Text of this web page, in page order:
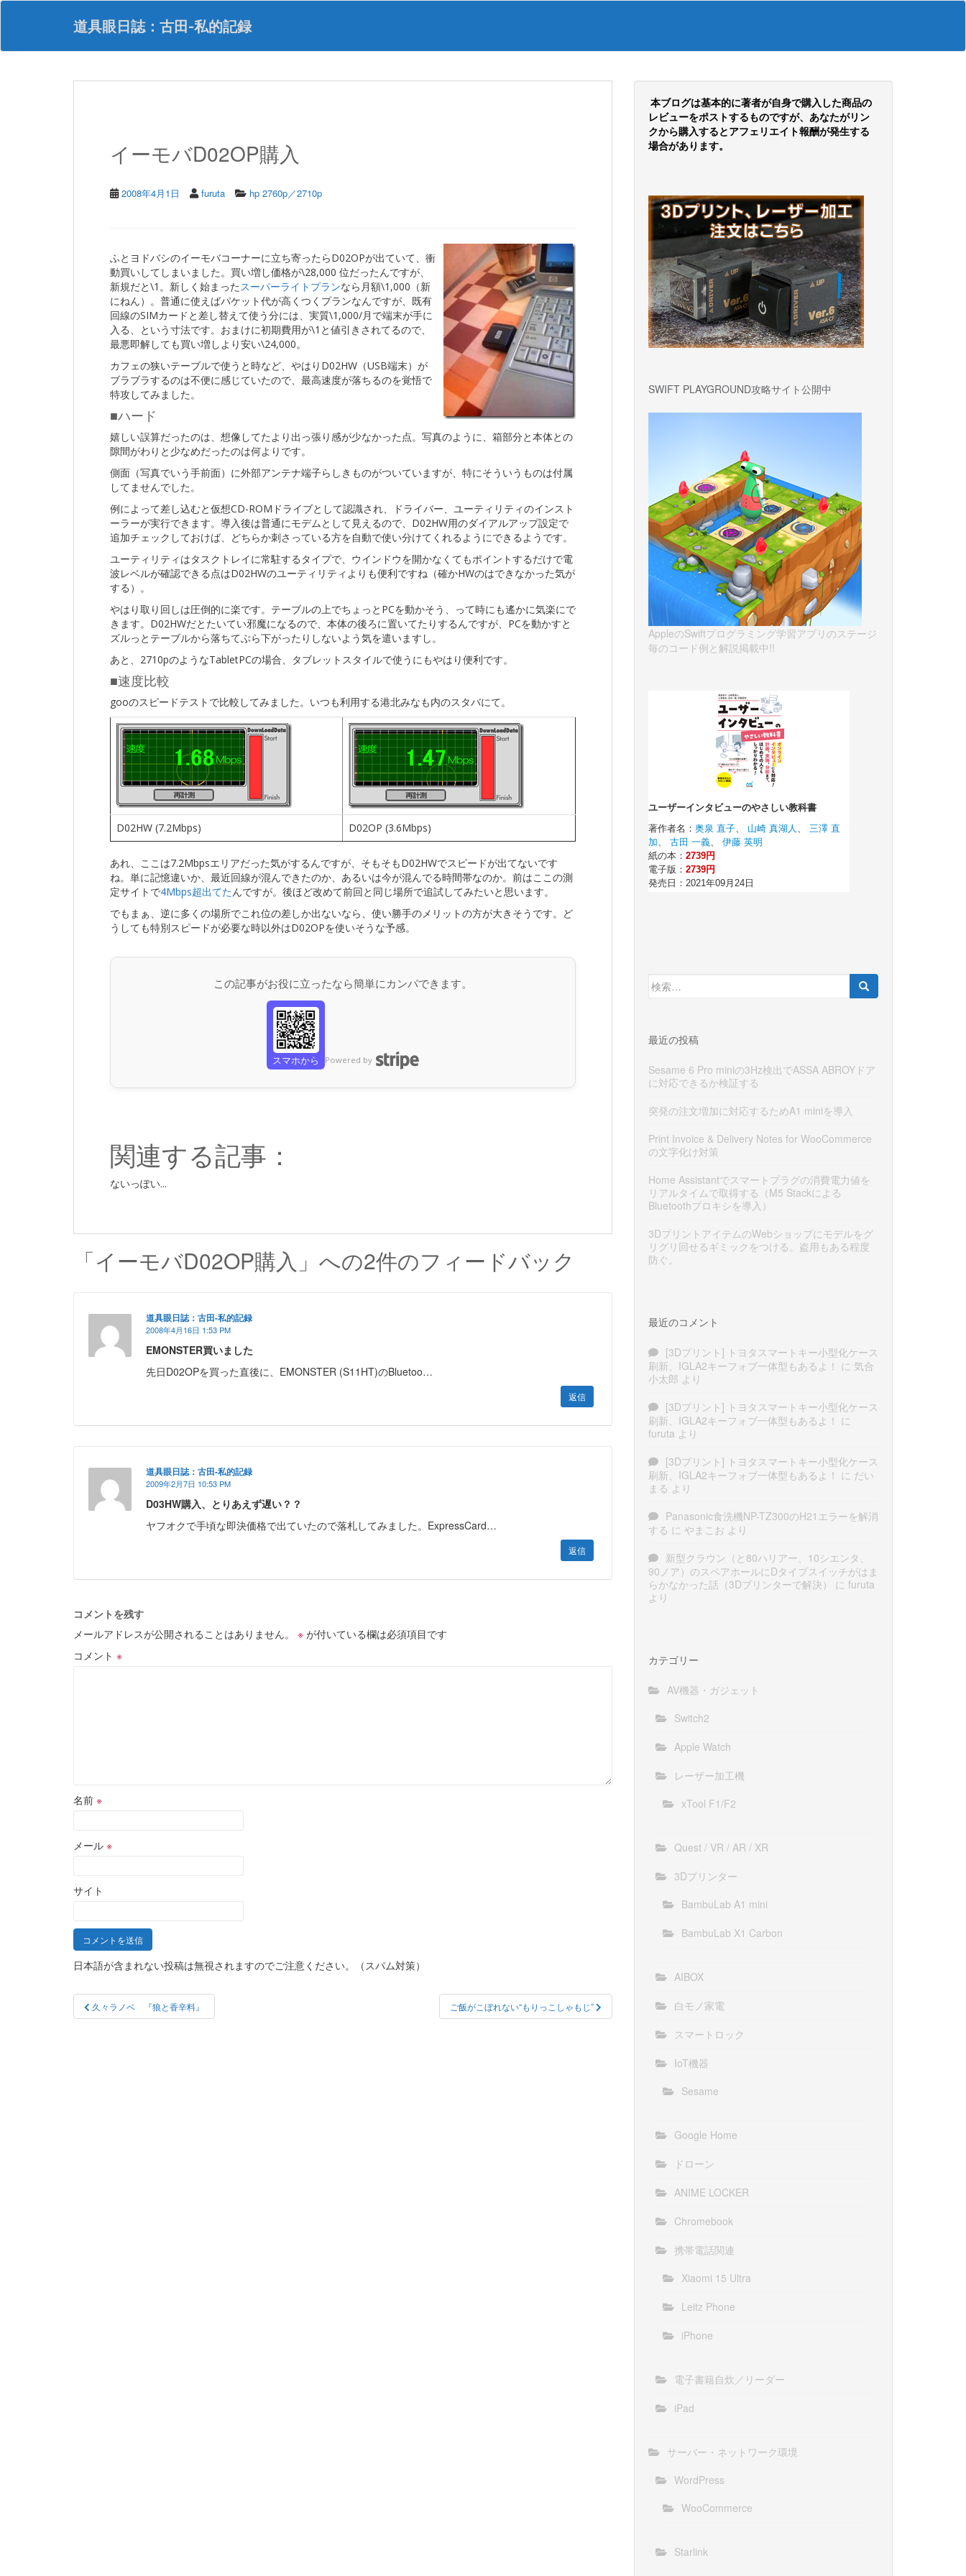
S
p
道具眼日誌：古田-私的記録
イーモバD02OP購入
2008年4月1日 furuta hp 2760p／2710p
ふとヨドバシのイーモバコーナーに立ち寄ったらD02OPが出ていて、衝
動買いしてしまいました。買い増し価格が\28,000 位だったんですが、
新規だと\1。新しく始まったスーパーライトプランなら月額\1,000（新
にねん）。普通に使えばパケット代が高くつくプランなんですが、既有
回線のSIMカードと差し替えて使う分には、実質\1,000/月で端末が手に
入る、という寸法です。おまけに初期費用が\1と値引きされてるので、
最悪即解しても買い増しより安い\24,000。
カフェの狭いテーブルで使うと時など、やはりD02HW（USB端末）が
ブラブラするのは不便に感じていたので、最高速度が落ちるのを覚悟で
特攻してみました。
■ハード
嬉しい誤算だったのは、想像してたより出っ張り感が少なかった点。写真のように、箱部分と本体との
隙間がわりと少なめだったのは何よりです。
側面（写真でいう手前面）に外部アンテナ端子らしきものがついていますが、特にそういうものは付属
してませんでした。
例によって差し込むと仮想CD-ROMドライブとして認識され、ドライバー、ユーティリティのインスト
ーラーが実行できます。導入後は普通にモデムとして見えるので、D02HW用のダイアルアップ設定で
追加チェックしておけば、どちらか刺さっている方を自動で使い分けてくれるようにできるようです。
ユーティリティはタスクトレイに常駐するタイプで、ウインドウを開かなくてもポイントするだけで電
波レベルが確認できる点はD02HWのユーティリティよりも便利ですね（確かHWのはできなかった気が
する）。
やはり取り回しは圧倒的に楽です。テーブルの上でちょっとPCを動かそう、って時にも遙かに気楽にで
きます。D02HWだとたいてい邪魔になるので、本体の後ろに置いてたりするんですが、PCを動かすと
ズルっとテーブルから落ちてぶら下がったりしないよう気を遣いますし。
あと、2710pのようなTabletPCの場合、タブレットスタイルで使うにもやはり便利です。
■速度比較
gooのスピードテストで比較してみました。いつも利用する港北みなも内のスタバにて。
D02HW (7.2Mbps) D02OP (3.6Mbps)
あれ、ここは7.2Mbpsエリアだった気がするんですが、そもそもD02HWでスピードが出てないです
ね。単に記憶違いか、最近回線が混んできたのか、あるいは今が混んでる時間帯なのか。前はここの測
定サイトで4Mbps超出てたんですが。後ほど改めて前回と同じ場所で追試してみたいと思います。
でもまぁ、逆に多くの場所でこれ位の差しか出ないなら、使い勝手のメリットの方が大きそうです。ど
うしても特別スピードが必要な時以外はD02OPを使いそうな予感。
この記事がお役に立ったなら簡単にカンパできます。
スマホから Powered by
関連する記事：
ないっぽい...
「イーモバD02OP購入」への2件のフィードバック
道具眼日誌：古田-私的記録
2008年4月16日 1:53 PM
EMONSTER買いました
先日D02OPを買った直後に、EMONSTER (S11HT)のBluetoo…
返信
道具眼日誌：古田-私的記録
2009年2月7日 10:53 PM
D03HW購入、とりあえず遅い？？
ヤフオクで手頃な即決価格で出ていたので落札してみました。ExpressCard…
返信
コメントを残す
メールアドレスが公開されることはありません。
※ が付いている欄は必須項目です
コメント ※
名前 ※
メール ※
サイト
日本語が含まれない投稿は無視されますのでご注意ください。（スパム対策）
投
稿
久々ラノベ 『狼と香辛料』 ご飯がこぼれない“もりっこしゃもじ”
本ブログは基本的に著者が自身で購入した商品の
レビューをポストするものですが、あなたがリン
クから購入するとアフェリエイト報酬が発生する
場合があります。
SWIFT PLAYGROUND攻略サイト公開中
AppleのSwiftプログラミング学習アプリのステージ
毎のコード例と解説掲載中!!
検
索:
最近の投稿
Sesame 6 Pro miniの3Hz検出でASSA ABROYドア
に対応できるか検証する
突発の注文増加に対応するためA1 miniを導入
Print Invoice & Delivery Notes for WooCommerce
の文字化け対策
Home Assistantでスマートプラグの消費電力値を
リアルタイムで取得する（M5 Stackによる
Bluetoothプロキシを導入）
3DプリントアイテムのWebショップにモデルをグ
リグリ回せるギミックをつける。盗用もある程度
防ぐ。
最近のコメント
[3Dプリント] トヨタスマートキー小型化ケース
刷新、IGLA2キーフォブ一体型もあるよ！ に 気合
小太郎 より
[3Dプリント] トヨタスマートキー小型化ケース
刷新、IGLA2キーフォブ一体型もあるよ！ に
furuta より
[3Dプリント] トヨタスマートキー小型化ケース
刷新、IGLA2キーフォブ一体型もあるよ！ に だい
まる より
Panasonic食洗機NP-TZ300のH21エラーを解消
する に やまこお より
新型クラウン（と80ハリアー、10シエンタ、
90ノア）のスペアホールにDタイプスイッチがはま
らかなかった話（3Dプリンターで解決）
に furuta
より
カテゴリー
AV機器・ガジェット
Switch2
Apple Watch
レーザー加工機
xTool F1/F2
Quest / VR / AR / XR
3Dプリンター
BambuLab A1 mini
BambuLab X1 Carbon
AIBOX
白モノ家電
スマートロック
IoT機器
Sesame
Google Home
ドローン
ANIME LOCKER
Chromebook
携帯電話関連
Xiaomi 15 Ultra
Leitz Phone
iPhone
電子書籍自炊／リーダー
iPad
サーバー・ネットワーク環境
WordPress
WooCommerce
Starlink